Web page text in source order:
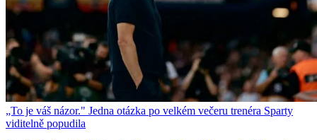
„To je váš názor." Jedna otázka po velkém večeru trenéra Sparty
viditelně popudila